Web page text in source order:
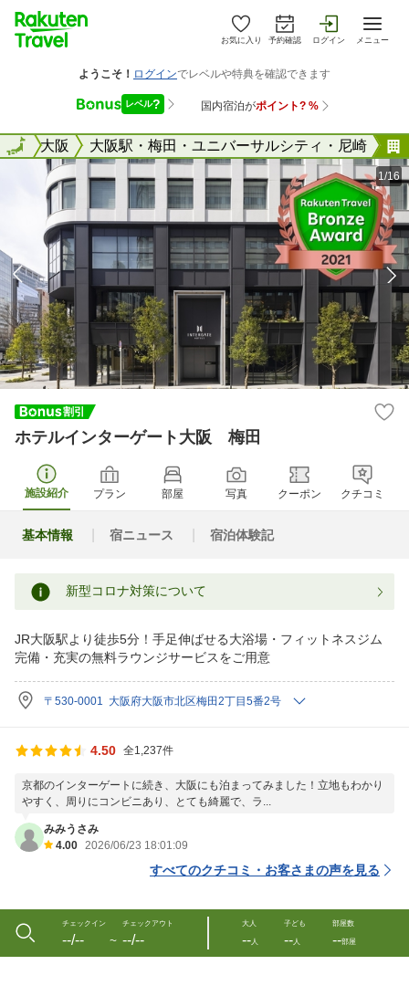
お気に入り 予約確認 ログイン メニュー
府 大阪 大阪駅・梅田・ユニバーサルシティ・尼崎
全国
1/16
ホテルインターゲート大阪 梅田
施設紹介 プラン 部屋 写真 クーポン クチコミ
基本情報 宿ニュース 宿泊体験記
新型コロナ対策について
JR大阪駅より徒歩5分！手足伸ばせる大浴場・フィットネスジム
完備・充実の無料ラウンジサービスをご用意
〒530-0001 大阪府大阪市北区梅田2丁目5番2号
4.50 全1,237件
京都のインターゲートに続き、大阪にも泊まってみました！立地もわかり
やすく、周りにコンビニあり、とても綺麗で、ラ...
みみうさみ
4.00 2026/06/23 18:01:09
すべてのクチコミ・お客さまの声を見る
チェックイン
--/-- 〜
チェックアウト
--/--
大人
--人
子ども
--人
部屋数
--部屋